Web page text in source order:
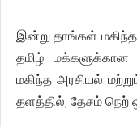
இன்று தாங்கள்
தமிழ்
மகிந்த அரசியல்
தளத்தில், தேசம் நெற்